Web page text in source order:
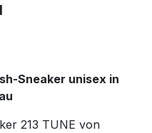
Sneaker unisex in
213 TUNE von